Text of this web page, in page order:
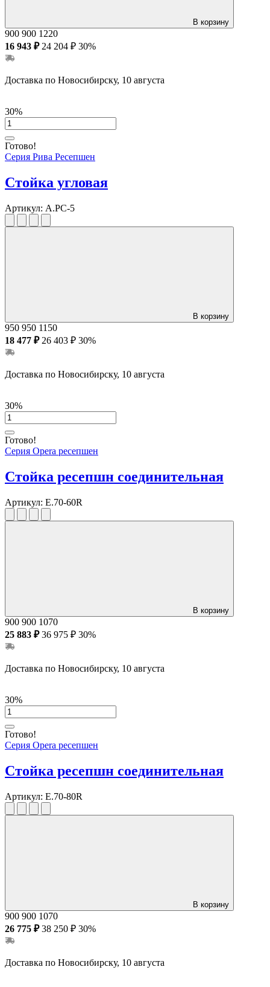
В корзину
900 900 1220
16 943 ₽ 24 204 ₽ 30%
Доставка по Новосибирску, 10 августа
30%
Готово!
Серия Рива Ресепшен
Стойка угловая
Артикул: А.РС-5
В корзину
950 950 1150
18 477 ₽ 26 403 ₽ 30%
Доставка по Новосибирску, 10 августа
30%
Готово!
Серия Opera ресепшен
Стойка ресепшн соединительная
Артикул: E.70-60R
В корзину
900 900 1070
25 883 ₽ 36 975 ₽ 30%
Доставка по Новосибирску, 10 августа
30%
Готово!
Серия Opera ресепшен
Стойка ресепшн соединительная
Артикул: E.70-80R
В корзину
900 900 1070
26 775 ₽ 38 250 ₽ 30%
Доставка по Новосибирску, 10 августа